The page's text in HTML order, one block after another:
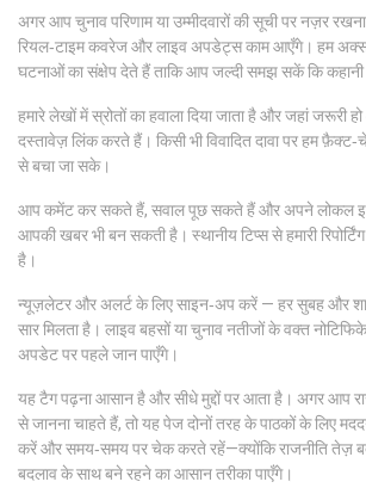
अगर आप चुनाव परिणाम या उम्मीदवारों की सूची पर नज़र रखना
रियल‑टाइम कवरेज और लाइव अपडेट्स काम आएँगे। हम
घटनाओं का संक्षेप देते हैं ताकि आप जल्दी समझ सकें कि
हमारे लेखों में स्रोतों का हवाला दिया जाता है और जहां जरूरी
दस्तावेज़ लिंक करते हैं। किसी भी विवादित दावा पर हम
से बचा जा सके।
आप कमेंट कर सकते हैं, सवाल पूछ सकते हैं और अपने लोकल
आपकी खबर भी बन सकती है। स्थानीय टिप्स से हमारी
है।
न्यूज़लेटर और अलर्ट के लिए साइन‑अप करें — हर सुबह और
सार मिलता है। लाइव बहसों या चुनाव नतीजों के वक्त
अपडेट पर पहले जान पाएँगे।
यह टैग पढ़ना आसान है और सीधे मुद्दों पर आता है। अगर आप
से जानना चाहते हैं, तो यह पेज दोनों तरह के पाठकों के लिए
करें और समय‑समय पर चेक करते रहें—क्योंकि राजनीति तेज़
बदलाव के साथ बने रहने का आसान तरीका पाएँगे।